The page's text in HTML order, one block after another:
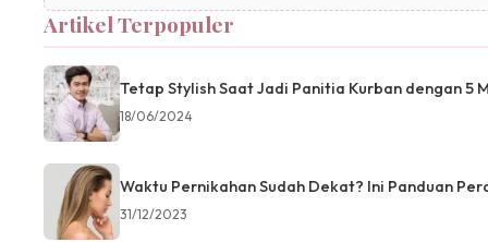
Artikel Terpopuler
Tetap Stylish Saat Jadi Panitia Kurban dengan 5
18/06/2024
Waktu Pernikahan Sudah Dekat? Ini Panduan
31/12/2023